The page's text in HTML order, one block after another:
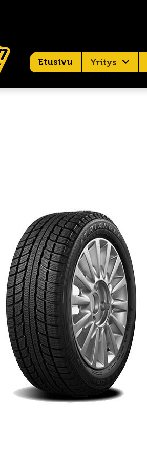
Etusivu Yritys